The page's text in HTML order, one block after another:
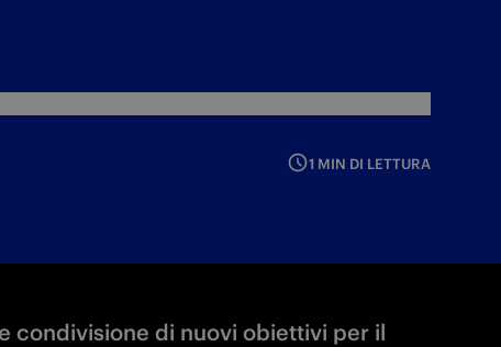
1 MIN DI LETTURA
condivisione di nuovi obiettivi per il